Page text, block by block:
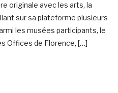
originale avec les arts, la
sur sa plateforme plusieurs
les musées participants, le
Offices de Florence, […]